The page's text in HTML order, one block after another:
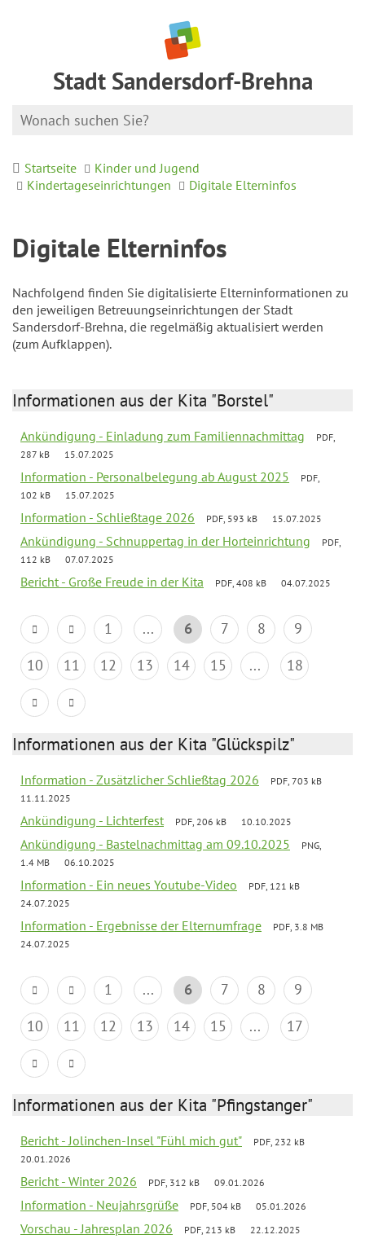
Stadt Sandersdorf-Brehna
Startseite
Kinder und Jugend
Kindertageseinrichtungen
Digitale Elterninfos
Digitale Elterninfos
Nachfolgend finden Sie digitalisierte Elterninformationen zu
den jeweiligen Betreuungseinrichtungen der Stadt
Sandersdorf-Brehna, die regelmäßig aktualisiert werden
(zum Aufklappen).
Informationen aus der Kita "Borstel"
Ankündigung - Einladung zum Familiennachmittag
PDF,
287 kB
15.07.2025
Information - Personalbelegung ab August 2025
PDF,
102 kB
15.07.2025
Information - Schließtage 2026 PDF, 593 kB 15.07.2025
Ankündigung - Schnuppertag in der Horteinrichtung
PDF,
112 kB
07.07.2025
Bericht - Große Freude in der Kita PDF, 408 kB 04.07.2025
1 ... 6 7 8
9
10
11 12 13 14 15 ... 18
Informationen aus der Kita "Glückspilz"
Information - Zusätzlicher Schließtag 2026
PDF, 703 kB
11.11.2025
Ankündigung - Lichterfest PDF, 206 kB 10.10.2025
Ankündigung - Bastelnachmittag am 09.10.2025
PNG,
1.4 MB
06.10.2025
Information - Ein neues Youtube-Video
PDF, 121 kB
24.07.2025
Information - Ergebnisse der Elternumfrage
PDF, 3.8 MB
24.07.2025
1 ... 6 7 8
9
10
11 12 13 14 15 ... 17
Informationen aus der Kita "Pfingstanger"
Bericht - Jolinchen-Insel "Fühl mich gut"
PDF, 232 kB
20.01.2026
Bericht - Winter 2026 PDF, 312 kB 09.01.2026
Information - Neujahrsgrüße PDF, 504 kB 05.01.2026
Vorschau - Jahresplan 2026 PDF, 213 kB 22.12.2025